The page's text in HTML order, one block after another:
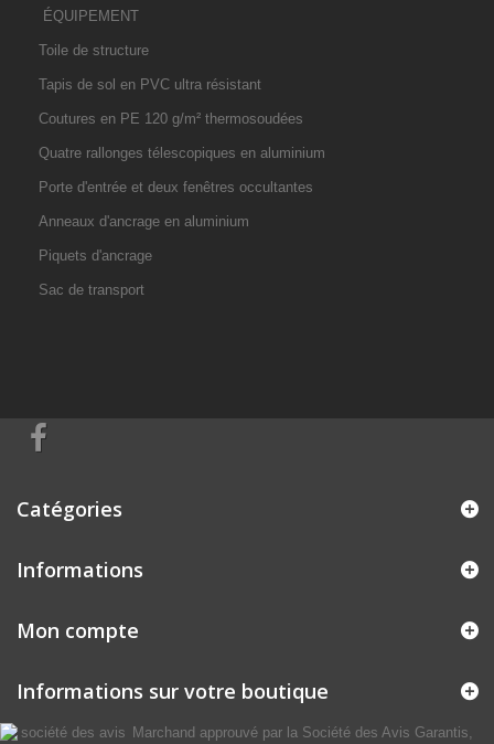
ÉQUIPEMENT
Toile de structure
Tapis de sol en PVC ultra résistant
Coutures en PE 120 g/m² thermosoudées
Quatre rallonges télescopiques en aluminium
Porte d'entrée et deux fenêtres occultantes
Anneaux d'ancrage en aluminium
Piquets d'ancrage
Sac de transport
Catégories
Informations
Mon compte
Informations sur votre boutique
Marchand approuvé par la Société des Avis Garantis,